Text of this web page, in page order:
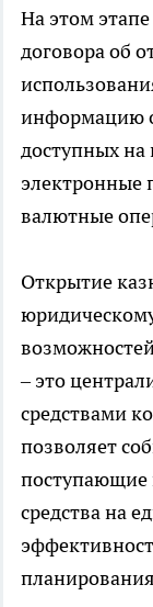
На этом
договора об
информацию
доступных на
электронные
валютные
Открытие
– это
средствами
позволяет
поступающие
средства на